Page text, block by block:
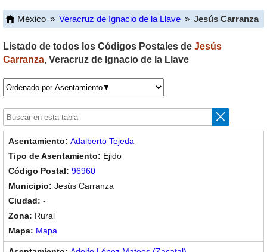
México » Veracruz de Ignacio de la Llave » Jesús Carranza
Listado de todos los Códigos Postales de Jesús
Carranza, Veracruz de Ignacio de la Llave
Adalberto Tejeda
Ejido
96960
Jesús Carranza
-
Rural
Mapa